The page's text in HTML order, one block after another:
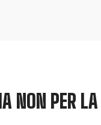
NON PER LA